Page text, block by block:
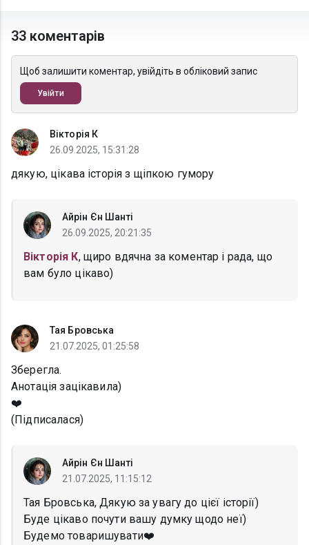
33 коментарів
Щоб залишити коментар, увійдіть в обліковий запис
Увійти
Вікторія К
26.09.2025, 15:31:28
дякую, цікава історія з щіпкою гумору
Айрін Єн Шанті
26.09.2025, 20:21:35
Вікторія К, щиро вдячна за коментар і рада, що
вам було цікаво)
Тая Бровська
21.07.2025, 01:25:58
Зберегла.
Анотація зацікавила)
❤️
(Підписалася)
Айрін Єн Шанті
21.07.2025, 11:15:12
Тая Бровська, Дякую за увагу до цієї історії)
Буде цікаво почути вашу думку щодо неї)
Будемо товаришувати❤️️